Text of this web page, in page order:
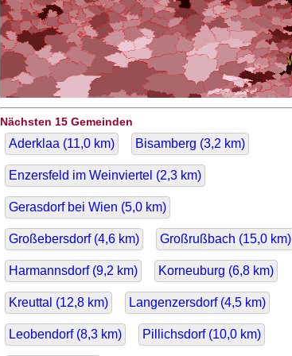
Nächsten 15 Gemeinden
Aderklaa (11,0 km) Bisamberg (3,2 km)
Enzersfeld im Weinviertel (2,3 km)
Gerasdorf bei Wien (5,0 km)
Großebersdorf (4,6 km) Großrußbach (15,0 km)
Harmannsdorf (9,2 km) Korneuburg (6,8 km)
Kreuttal (12,8 km) Langenzersdorf (4,5 km)
Leobendorf (8,3 km) Pillichsdorf (10,0 km)